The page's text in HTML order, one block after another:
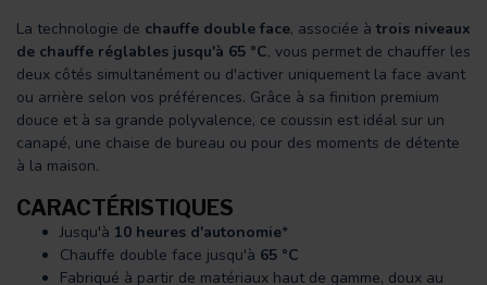
La technologie de chauffe double face, associée à trois niveaux
de chauffe réglables jusqu'à 65 °C, vous permet de chauffer les
deux côtés simultanément ou d'activer uniquement la face avant
ou arrière selon vos préférences. Grâce à sa finition premium
douce et à sa grande polyvalence, ce coussin est idéal sur un
canapé, une chaise de bureau ou pour des moments de détente
à la maison.
CARACTÉRISTIQUES
Jusqu'à 10 heures d'autonomie*
Chauffe double face jusqu'à 65 °C
Fabriqué à partir de matériaux haut de gamme, doux au